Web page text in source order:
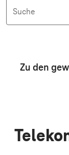
Suche
Zu den